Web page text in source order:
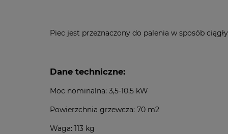
Piec jest przeznaczony do palenia w sposób ciągły
Dane techniczne:
Moc nominalna: 3,5-10,5 kW
Powierzchnia grzewcza: 70 m2
Waga: 113 kg